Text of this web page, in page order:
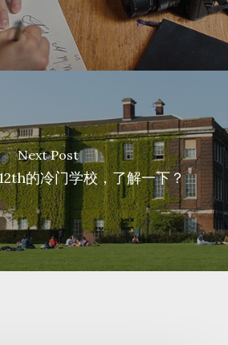
Next Post
的冷门学校，了解一下？